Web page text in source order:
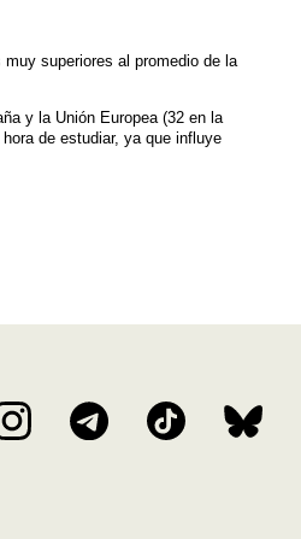
superiores al promedio de la
y la Unión Europea (32 en la
de estudiar, ya que influye